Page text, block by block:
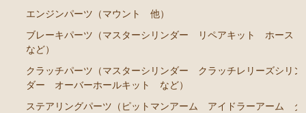
エンジンパーツ（マウント 他）
ブレーキパーツ（マスターシリンダー リペアキッ
ト ホース など）
クラッチパーツ（マスターシリンダー クラッチレリ
ーズシリンダー オーバーホールキット など）
エンジンパーツ（マウント 他）
ブレーキパーツ（マスターシリンダー リペアキット ホース
など）
クラッチパーツ（マスターシリンダー クラッチレリーズシリン
ダー オーバーホールキット など）
ステアリングパーツ（ピットマンアーム アイドラーアーム タ